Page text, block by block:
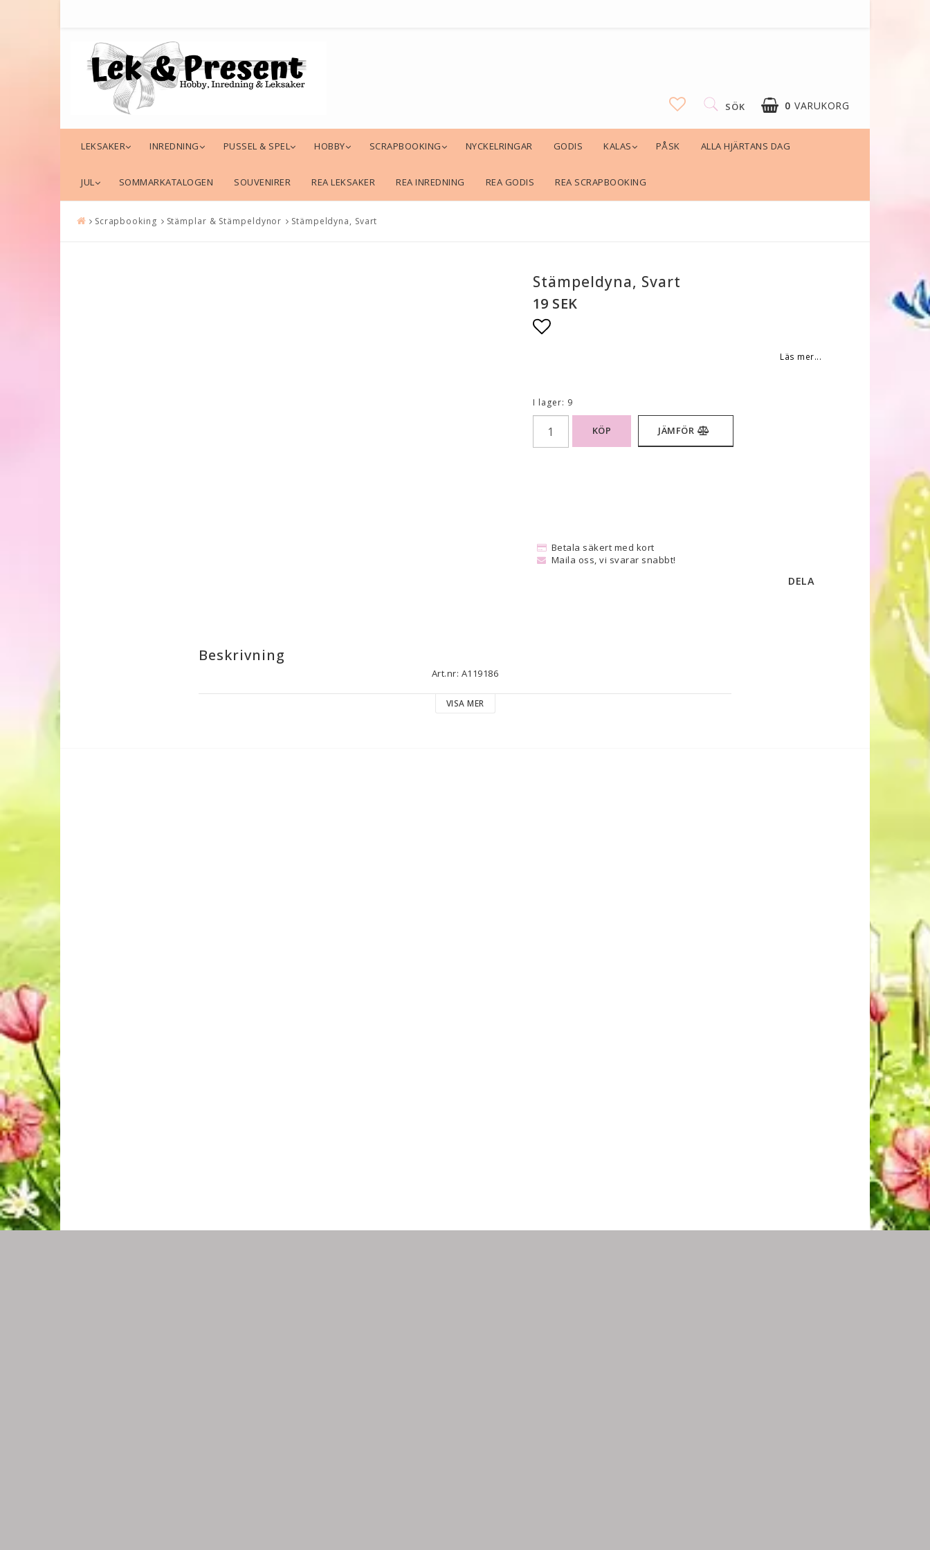
0 VARUKORG
SÖK
LEKSAKER INREDNING PUSSEL & SPEL HOBBY SCRAPBOOKING NYCKELRINGAR GODIS KALAS PÅSK ALLA HJÄRTANS DAG
JUL SOMMARKATALOGEN SOUVENIRER REA LEKSAKER REA INREDNING REA GODIS REA SCRAPBOOKING
Scrapbooking Stämplar & Stämpeldynor Stämpeldyna, Svart
Stämpeldyna, Svart
19 SEK
Läs mer...
I lager: 9
KÖP JÄMFÖR
Betala säkert med kort
Maila oss, vi svarar snabbt!
DELA
Beskrivning
Art.nr: A119186
VISA MER